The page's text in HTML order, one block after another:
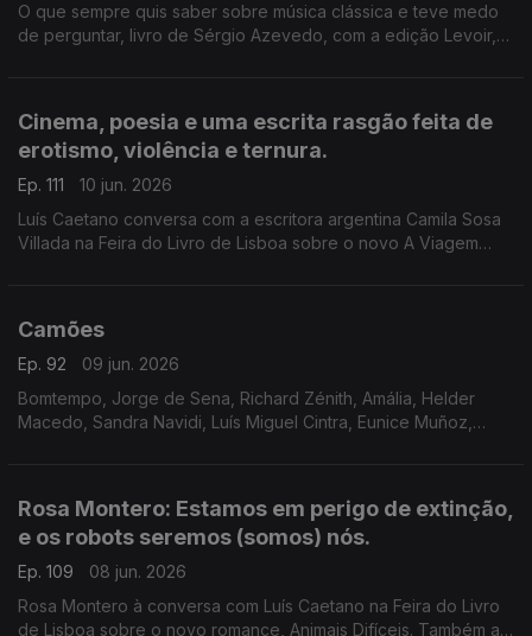
O que sempre quis saber sobre música clássica e teve medo
de perguntar, livro de Sérgio Azevedo, com a edição Levoir,
Cinema, poesia e uma escrita rasgão feita de
erotismo, violência e ternura.
Ep. 111
10 jun. 2026
Luís Caetano conversa com a escritora argentina Camila Sosa
Villada na Feira do Livro de Lisboa sobre o novo A Viagem
Camões
Ep. 92
09 jun. 2026
Bomtempo, Jorge de Sena, Richard Zénith, Amália, Helder
Macedo, Sandra Navidi, Luís Miguel Cintra, Eunice Muñoz,
Rosa Montero: Estamos em perigo de extinção,
e os robots seremos (somos) nós.
Ep. 109
08 jun. 2026
Rosa Montero à conversa com Luís Caetano na Feira do Livro
de Lisboa sobre o novo romance, Animais Difíceis. Também a